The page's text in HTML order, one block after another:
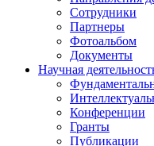
Сотрудники
Партнеры
Фотоальбом
Документы
Научная
Конференции
Гранты
Публикации